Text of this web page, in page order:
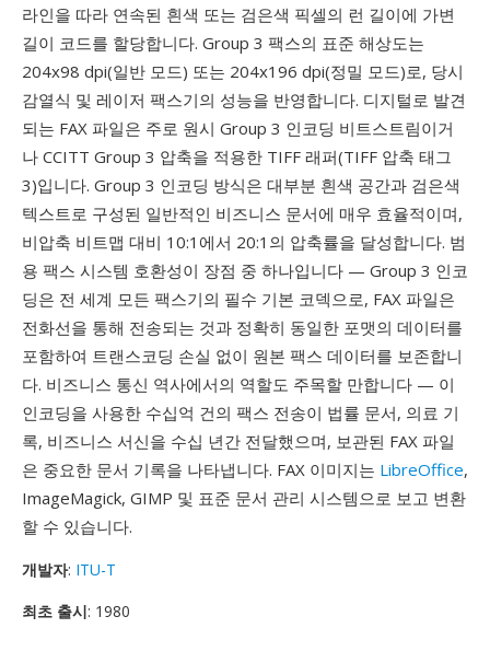
라인을 따라 연속된 흰색 또는 검은색 픽셀의 런 길이에 가변
길이 코드를 할당합니다. Group 3 팩스의 표준 해상도는
204x98 dpi(일반 모드) 또는 204x196 dpi(정밀 모드)로, 당시
감열식 및 레이저 팩스기의 성능을 반영합니다. 디지털로 발견
되는 FAX 파일은 주로 원시 Group 3 인코딩 비트스트림이거
나 CCITT Group 3 압축을 적용한 TIFF 래퍼(TIFF 압축 태그
3)입니다. Group 3 인코딩 방식은 대부분 흰색 공간과 검은색
텍스트로 구성된 일반적인 비즈니스 문서에 매우 효율적이며,
비압축 비트맵 대비 10:1에서 20:1의 압축률을 달성합니다. 범
용 팩스 시스템 호환성이 장점 중 하나입니다 — Group 3 인코
딩은 전 세계 모든 팩스기의 필수 기본 코덱으로, FAX 파일은
전화선을 통해 전송되는 것과 정확히 동일한 포맷의 데이터를
포함하여 트랜스코딩 손실 없이 원본 팩스 데이터를 보존합니
다. 비즈니스 통신 역사에서의 역할도 주목할 만합니다 — 이
인코딩을 사용한 수십억 건의 팩스 전송이 법률 문서, 의료 기
록, 비즈니스 서신을 수십 년간 전달했으며, 보관된 FAX 파일
은 중요한 문서 기록을 나타냅니다. FAX 이미지는 LibreOffice,
ImageMagick, GIMP 및 표준 문서 관리 시스템으로 보고 변환
할 수 있습니다.
개발자: ITU-T
최초 출시: 1980